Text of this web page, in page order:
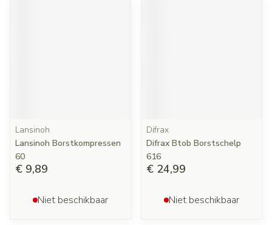
Lansinoh
Lansinoh Borstkompressen
60
€ 9,89
Niet beschikbaar
Difrax
Difrax Btob Borstschelp
616
€ 24,99
Niet beschikbaar